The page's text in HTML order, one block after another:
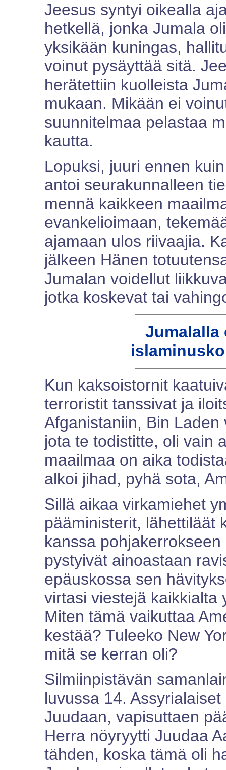
Jeesus syntyi oikealla
hetkellä, jonka Jumala
yksikään kuningas,
voinut pysäyttää sitä.
herätettiin kuolleista
mukaan. Mikään ei
suunnitelmaa pelastaa
kautta.
Lopuksi, juuri ennen
antoi seurakunnalleen
mennä kaikkeen
evankelioimaan,
ajamaan ulos riivaajia.
jälkeen Hänen
Jumalan voidellut
jotka koskevat tai
Jumalalla
Kun kaksoistornit
terroristit tanssivat ja
Afganistaniin, Bin
jota te todistitte, oli vain
maailmaa on aika
alkoi jihad, pyhä sota,
Sillä aikaa virkamiehet
pääministerit, lähettiläät
kanssa
pystyivät ainoastaan
epäuskossa sen
virtasi viestejä kaikkialta
Miten tämä vaikuttaa
kestää? Tuleeko New
mitä se kerran oli?
Silmiinpistävän
luvussa 14.
Juudaan, vapisuttaen
Herra nöyryytti Juudaa
tähden, koska tämä oli